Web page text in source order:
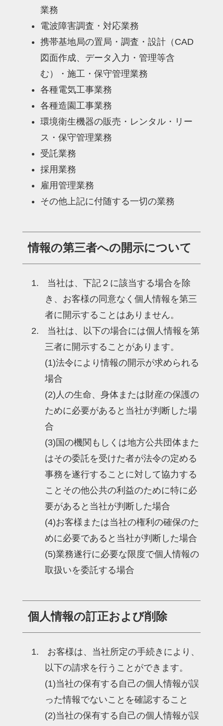
業務
電波障害調査・対応業務
携帯基地局の置局・調査・設計（CAD
図面作成、データ入力・管理等含
む）・施工・保守管理業務
各種電気工事業務
各種造園工事業務
環境衛生機器の販売・レンタル・リー
ス・保守管理業務
受託業務
採用業務
雇用管理業務
その他上記に付随する一切の業務
情報の第三者への開示について
当社は、下記２に該当する場合を除
き、お客様の同意なく個人情報を第三
者に開示することはありません。
当社は、以下の場合には個人情報を第
三者に開示することがあります。
(1)法令により情報の開示が求められる
場合
(2)人の生命、身体または財産の保護の
ために必要があると当社が判断した場
合
(3)国の機関もしくは地方公共団体また
はその委託を受けた者が法令の定める
事務を遂行することに対して協力する
ことその他公共の利益のために特に必
要があると当社が判断した場合
(4)お客様または当社の権利の確保のた
めに必要であると当社が判断した場合
(5)業務遂行に必要な限度で個人情報の
取扱いを委託する場合
個人情報の訂正および削除
お客様は、当社所定の手続きにより、
以下の請求を行うことができます。
(1)当社の保有する自己の個人情報が誤
った情報でないことを確認すること
(2)当社の保有する自己の個人情報が誤